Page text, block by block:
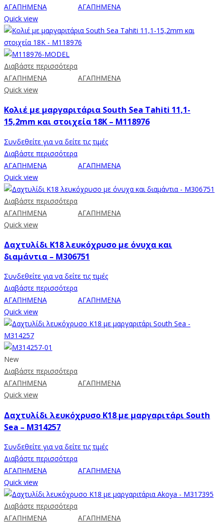
ΑΓΑΠΗΜΕΝΑ
ΑΓΑΠΗΜΕΝΑ
Quick view
Διαβάστε περισσότερα
ΑΓΑΠΗΜΕΝΑ
ΑΓΑΠΗΜΕΝΑ
Quick view
Κολιέ με μαργαριτάρια South Sea Tahiti 11,1-
15,2mm και στοιχεία 18Κ – M118976
Συνδεθείτε για να δείτε τις τιμές
Διαβάστε περισσότερα
ΑΓΑΠΗΜΕΝΑ
ΑΓΑΠΗΜΕΝΑ
Quick view
Διαβάστε περισσότερα
ΑΓΑΠΗΜΕΝΑ
ΑΓΑΠΗΜΕΝΑ
Quick view
Δαχτυλίδι Κ18 λευκόχρυσο με όνυχα και
διαμάντια – M306751
Συνδεθείτε για να δείτε τις τιμές
Διαβάστε περισσότερα
ΑΓΑΠΗΜΕΝΑ
ΑΓΑΠΗΜΕΝΑ
Quick view
New
Διαβάστε περισσότερα
ΑΓΑΠΗΜΕΝΑ
ΑΓΑΠΗΜΕΝΑ
Quick view
Δαχτυλίδι λευκόχρυσο Κ18 με μαργαριτάρι South
Sea – M314257
Συνδεθείτε για να δείτε τις τιμές
Διαβάστε περισσότερα
ΑΓΑΠΗΜΕΝΑ
ΑΓΑΠΗΜΕΝΑ
Quick view
Διαβάστε περισσότερα
ΑΓΑΠΗΜΕΝΑ
ΑΓΑΠΗΜΕΝΑ